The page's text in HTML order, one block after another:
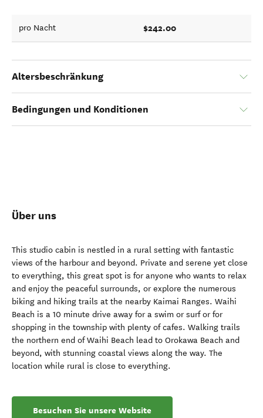
pro Nacht $242.00
Altersbeschränkung
Bedingungen und Konditionen
Über uns
This studio cabin is nestled in a rural setting with fantastic
views of the harbour and beyond. Private and serene yet close
to everything, this great spot is for anyone who wants to relax
and enjoy the peaceful surrounds, or explore the numerous
biking and hiking trails at the nearby Kaimai Ranges. Waihi
Beach is a 10 minute drive away for a swim or surf or for
shopping in the township with plenty of cafes. Walking trails
the northern end of Waihi Beach lead to Orokawa Beach and
beyond, with stunning coastal views along the way. The
location while rural is close to everything.
Besuchen Sie unsere Website